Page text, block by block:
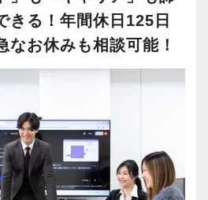
環境＞
盤
幅広く経験可能
に関与
M&Aにも対応
きる！年間休日125日
なお休みも相談可能！